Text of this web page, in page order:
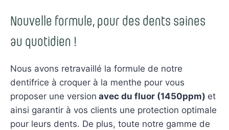
Nouvelle formule, pour des dents saines
au quotidien !
Nous avons retravaillé la formule de notre
dentifrice à croquer à la menthe pour vous
proposer une version avec du fluor (1450ppm) et
ainsi garantir à vos clients une protection optimale
pour leurs dents. De plus, toute notre gamme de